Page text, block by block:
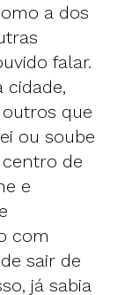
a dos
falar.
cidade,
que
ou soube
de
e
com
sair de
já sabia